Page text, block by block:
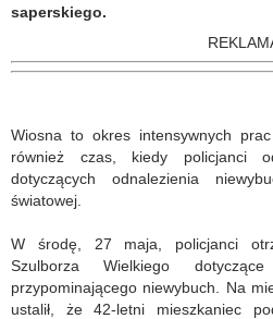
saperskiego.
Wiosna to okres intensywnych
również czas, kiedy policjanci
dotyczących odnalezienia
światowej.
W środę, 27 maja, policjanci
Szulborza Wielkiego
przypominającego niewybuch. Na
ustalił, że 42-letni mieszkaniec